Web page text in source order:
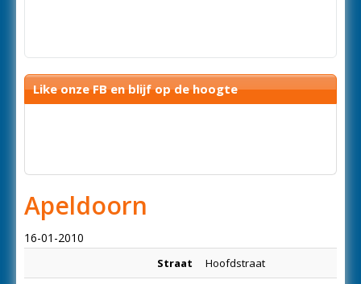
Like onze FB en blijf op de hoogte
Apeldoorn
16-01-2010
Straat Hoofdstraat